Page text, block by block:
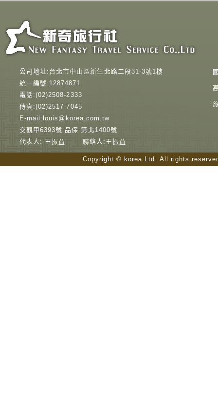
公司地址:台北市中山區新生北路二段31-3號1樓
統一編號:12874871
電話:(02)2508-2333
傳真:(02)2517-7045
E-mail:louis@korea.com.tw
交觀甲6393號 品保 第北1400號
代表人: 王振益 聯絡人:王振益
Copyright © korea Ltd. All rights